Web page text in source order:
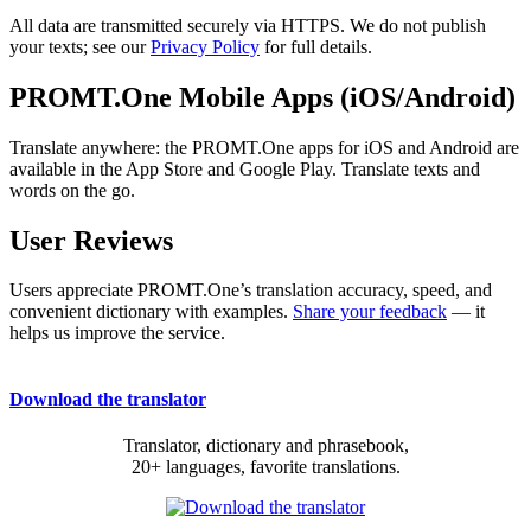
All data are transmitted securely via HTTPS. We do not publish
your texts; see ourPrivacy Policy for full details.
PROMT.One Mobile Apps (iOS/Android)
Translate anywhere: the PROMT.One apps for iOS and Android are
available in the App Store and Google Play. Translate texts and
words on the go.
User Reviews
Users appreciate PROMT.One’s translation accuracy, speed, and
convenient dictionary with examples. Share your feedback — it
helps us improve the service.
Download the translator
Translator, dictionary and phrasebook,
20+ languages, favorite translations.